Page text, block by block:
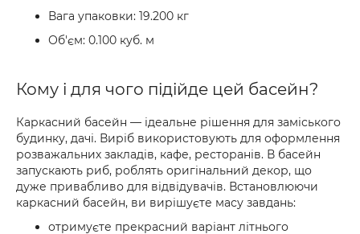
Вага упаковки: 19.200 кг
Об'єм: 0.100 куб. м
Кому і для чого підійде цей басейн?
Каркасний басейн — ідеальне рішення для заміського
будинку, дачі. Виріб використовують для оформлення
розважальних закладів, кафе, ресторанів. В басейн
запускають риб, роблять оригінальний декор, що
дуже привабливо для відвідувачів. Встановлюючи
каркасний басейн, ви вирішуєте масу завдань:
отримуєте прекрасний варіант літнього